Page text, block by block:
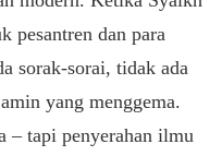
pesantren dan para
sorak-sorai, tidak ada
yang menggema.
– tapi penyerahan ilmu